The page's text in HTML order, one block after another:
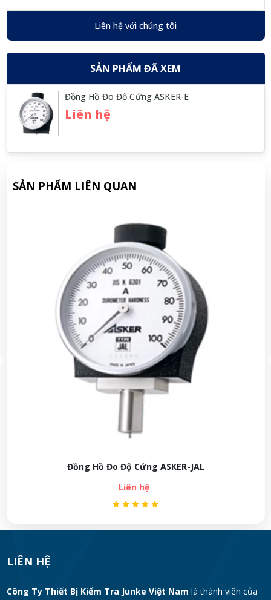
Liên hệ với chúng tôi
SẢN PHẨM ĐÃ XEM
Đồng Hồ Đo Độ Cứng ASKER-E
Liên hệ
SẢN PHẨM LIÊN QUAN
Đồng Hồ Đo Độ Cứng ASKER-JAL
LIÊN HỆ
Công Ty Thiết Bị Kiểm Tra Junke Việt Nam là thành viên của